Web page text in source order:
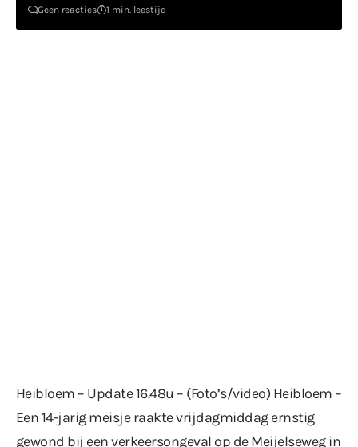
Geen reacties
1 min. leestijd
Heibloem – Update 16.48u – (Foto’s/video) Heibloem –
Een 14-jarig meisje raakte vrijdagmiddag ernstig
gewond bij een verkeersongeval op de Meijelseweg in